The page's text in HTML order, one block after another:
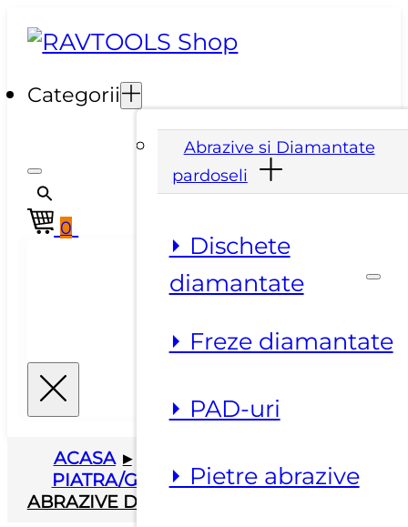
Categorii
Abrazive si Diamantate
pardoseli
⏵ Dischete
diamantate
⏵ Freze diamantate
⏵ PAD-uri
⏵ Pietre abrazive
0
ACASA ▸
PIATRA/GRESIE
▸ ABRAZIVE ▸ PERII
ABRAZIVE DIAMANTATE MAFLEX TIP DISC